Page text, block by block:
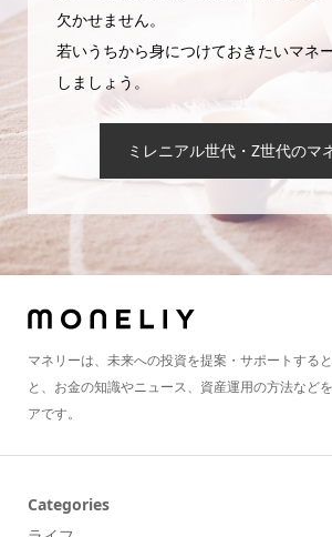
欠かせません。
若いうちから身につけておきたいマネ
しましょう。
ミレニアル世代・Z世代のマ
マネリーは、未来への投資を提案・サポートする
と、お金の知識やニュース、資産運用の方法など
アです。
Categories